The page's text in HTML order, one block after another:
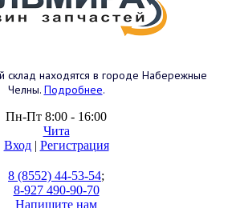
склад находятся в городе Набережные
Челны. Подробнее.
Пн-Пт 8:00 - 16:00
Чита
Вход| Регистрация
8 (8552) 44-53-54;
8-927 490-90-70
Напишите нам